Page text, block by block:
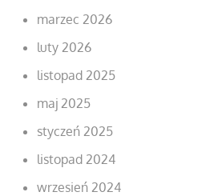
marzec 2026
luty 2026
listopad 2025
maj 2025
styczeń 2025
listopad 2024
wrzesień 2024